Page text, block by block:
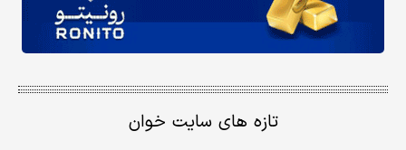
تازه های سایت خوان